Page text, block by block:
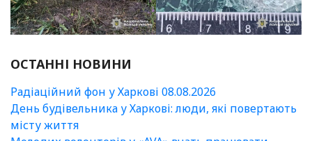
ОСТАННІ НОВИНИ
Радіаційний фон у Харкові 08.08.2026
День будівельника у Харкові: люди, які повертають
місту життя